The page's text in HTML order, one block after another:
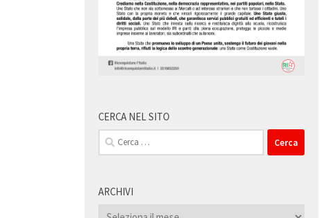
CERCA NEL SITO
Ricerca
per:
ARCHIVI
Archivi